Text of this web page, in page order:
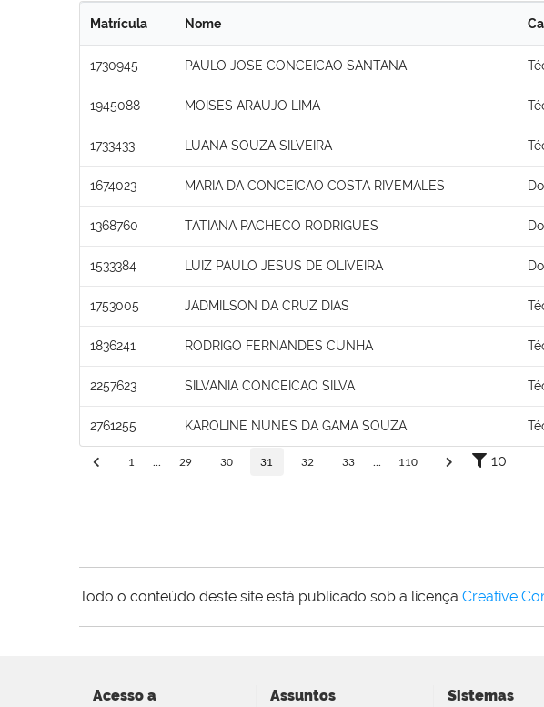
Matrícula Nome
1730945 PAULO JOSE CONCEICAO SANTANA
1945088 MOISES ARAUJO LIMA
1733433 LUANA SOUZA SILVEIRA
1674023 MARIA DA CONCEICAO COSTA RIVEMALES
1368760 TATIANA PACHECO RODRIGUES
1533384 LUIZ PAULO JESUS DE OLIVEIRA
1753005 JADMILSON DA CRUZ DIAS
1836241 RODRIGO FERNANDES CUNHA
2257623 SILVANIA CONCEICAO SILVA
2761255 KAROLINE NUNES DA GAMA SOUZA
1 29 30 31 32 33 110 10
Todo o conteúdo deste site está publicado sob a licença Creative
Acesso a
Assuntos Sistemas